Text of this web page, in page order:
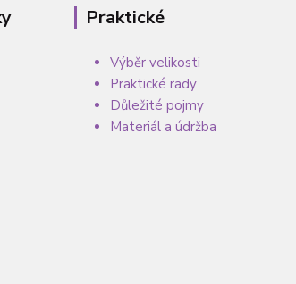
Praktické
Výběr velikosti
Praktické rady
Důležité pojmy
Materiál a údržba